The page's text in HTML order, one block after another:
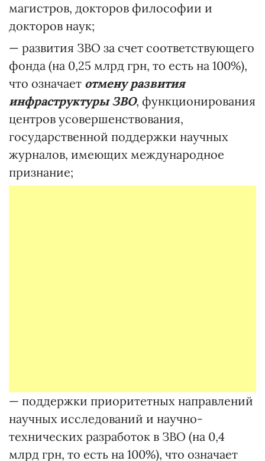
магистров, докторов философии и
докторов наук;
— развития ЗВО за счет соответствующего
фонда (на 0,25 млрд грн, то есть на 100%),
что означает отмену развития
инфраструктуры ЗВО, функционирования
центров усовершенствования,
государственной поддержки научных
журналов, имеющих международное
признание;
— поддержки приоритетных направлений
научных исследований и научно-
технических разработок в ЗВО (на 0,4
млрд грн, то есть на 100%), что означает